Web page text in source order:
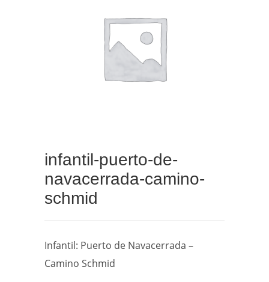
infantil-puerto-de-
navacerrada-camino-
schmid
Infantil: Puerto de Navacerrada –
Camino Schmid